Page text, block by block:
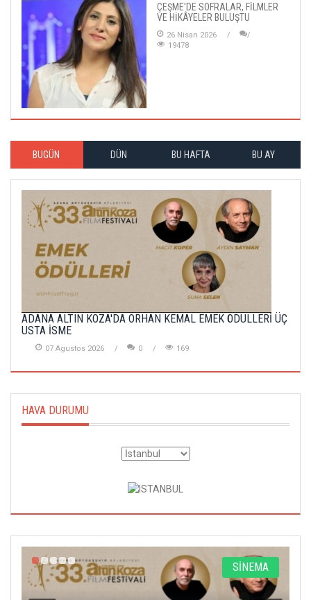
ÇEŞME'DE SOFRALAR, FİLMLER
VE HİKÂYELER BULUŞTU
26 Nisan 2026
19478
BUGÜN DÜN BU HAFTA BU AY
ADANA ALTIN KOZA'DA ORHAN KEMAL EMEK ÖDÜLLERİ ÜÇ
USTA İSME
07 Agustos 2026 0 169
HAVA DURUMU
SİNEMA